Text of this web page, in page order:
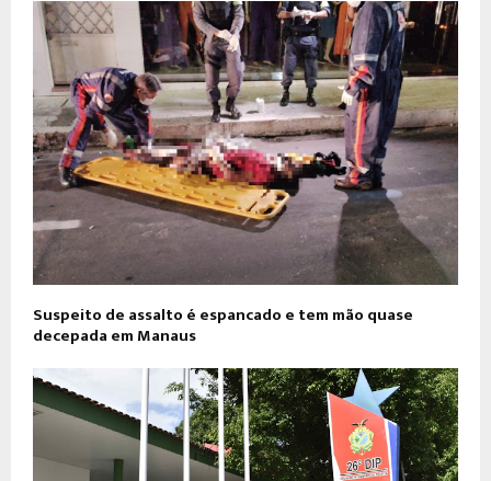
Suspeito de assalto é espancado e tem mão quase
decepada em Manaus